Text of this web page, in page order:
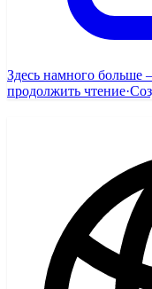
Здесь намного больше
продолжить чтение·